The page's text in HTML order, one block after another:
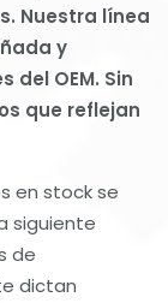
Nuestra línea
y
OEM. Sin
que reflejan
en stock se
siguiente
de
dictan